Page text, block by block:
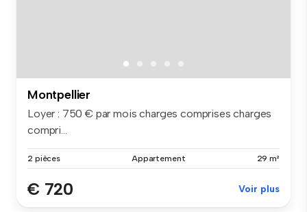
Montpellier
Loyer : 750 € par mois charges comprises charges
compri...
2 pièces Appartement 29 m²
€ 720 Voir plus